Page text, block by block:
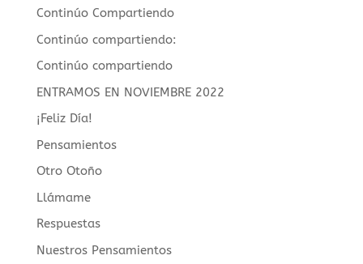
Continúo Compartiendo
Continúo compartiendo:
Continúo compartiendo
ENTRAMOS EN NOVIEMBRE 2022
¡Feliz Día!
Pensamientos
Otro Otoño
Llámame
Respuestas
Nuestros Pensamientos